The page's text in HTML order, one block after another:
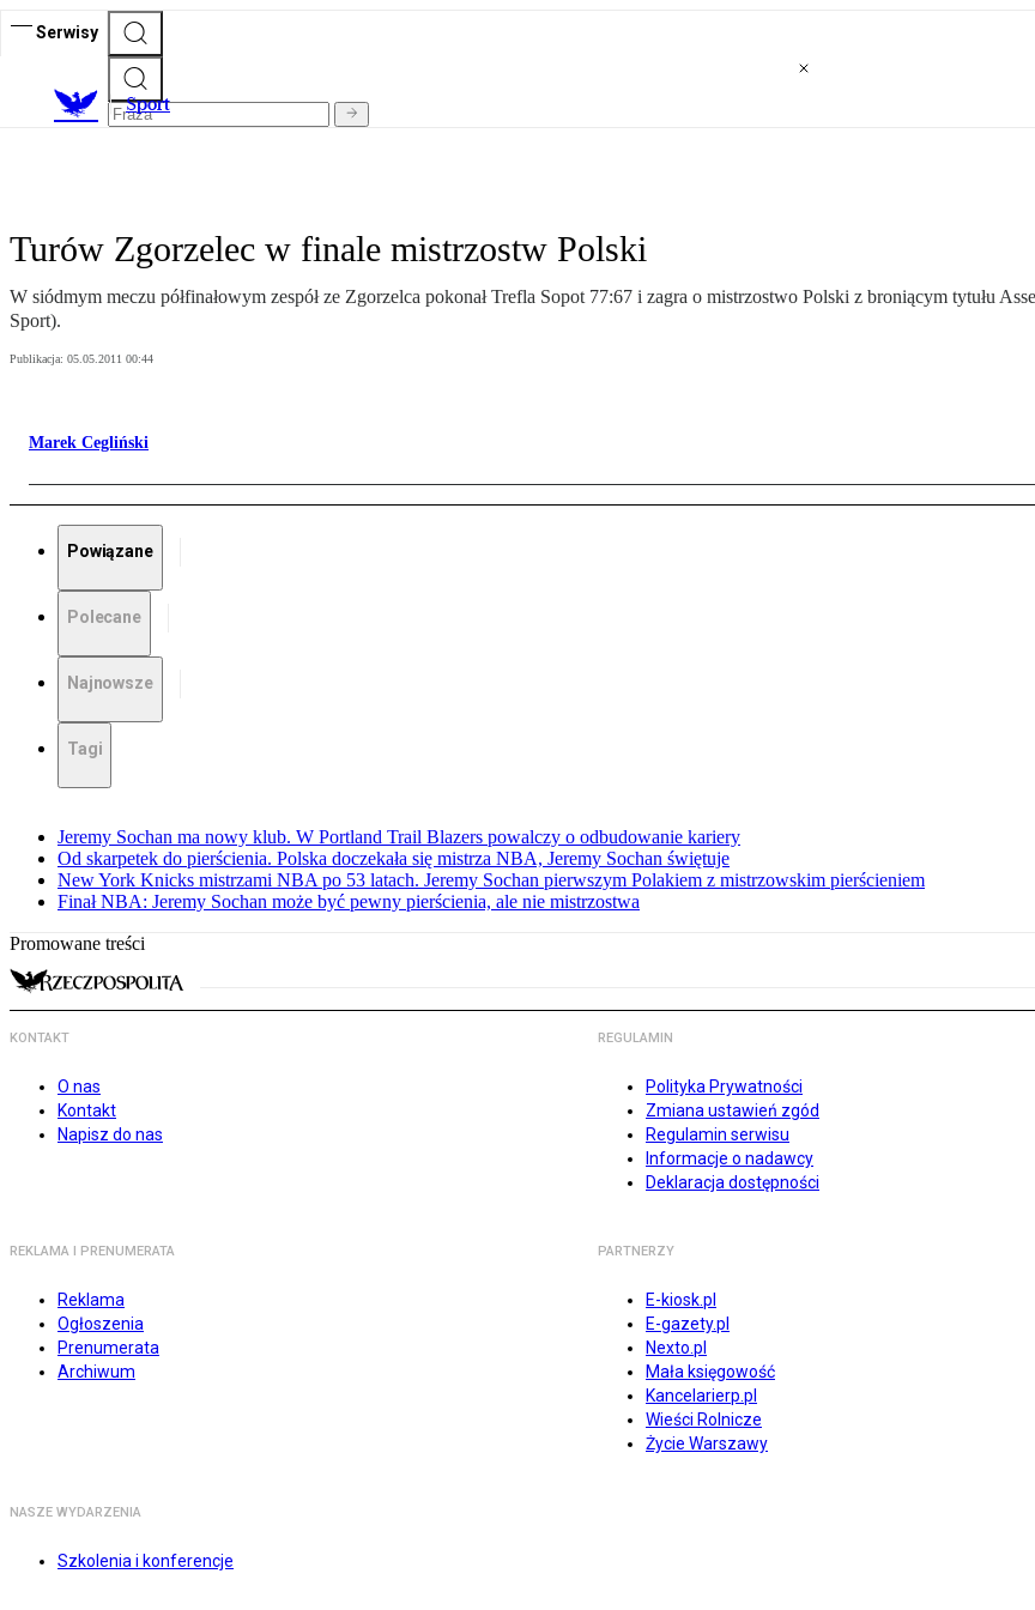
Serwisy
Sport
Turów Zgorzelec w finale mistrzostw Polski
W siódmym meczu półfinałowym zespół ze Zgorzelca pokonał Trefla Sopot 77:67 i zagra o mistrzostwo Polski z broniącym tytułu
Sport).
Publikacja: 05.05.2011 00:44
Marek Cegliński
Powiązane
Polecane
Najnowsze
Tagi
Jeremy Sochan ma nowy klub. W Portland Trail Blazers powalczy o odbudowanie kariery
Od skarpetek do pierścienia. Polska doczekała się mistrza NBA, Jeremy Sochan świętuje
New York Knicks mistrzami NBA po 53 latach. Jeremy Sochan pierwszym Polakiem z mistrzowskim pierścieniem
Finał NBA: Jeremy Sochan może być pewny pierścienia, ale nie mistrzostwa
Promowane treści
KONTAKT
O nas
Kontakt
Napisz do nas
REGULAMIN
Polityka Prywatności
Zmiana ustawień zgód
Regulamin serwisu
Informacje o nadawcy
Deklaracja dostępności
REKLAMA I PRENUMERATA
Reklama
Ogłoszenia
Prenumerata
Archiwum
PARTNERZY
E-kiosk.pl
E-gazety.pl
Nexto.pl
Mała księgowość
Kancelarierp.pl
Wieści Rolnicze
Życie Warszawy
NASZE WYDARZENIA
Szkolenia i konferencje